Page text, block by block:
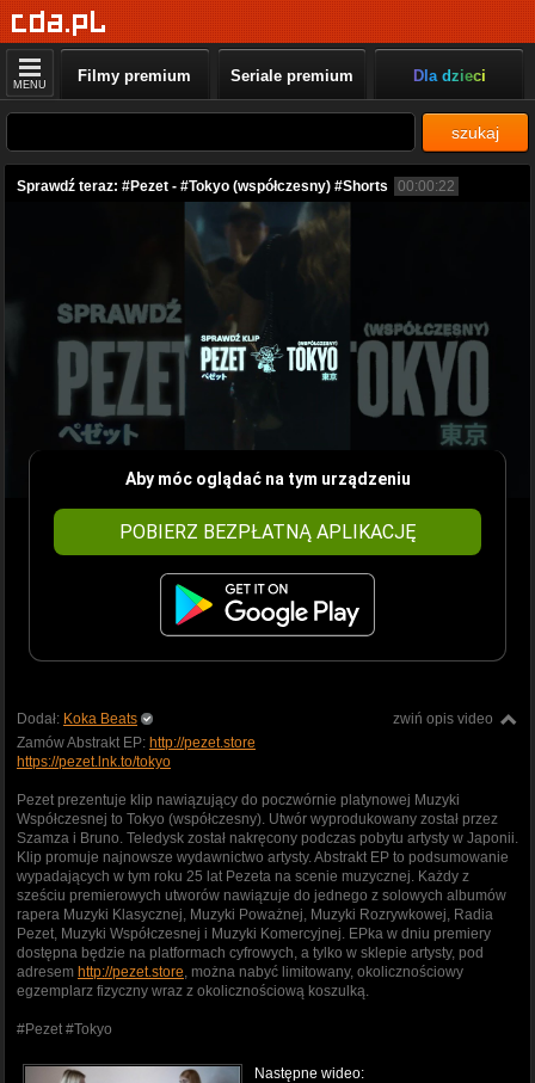
MENU Filmy premium Seriale premium Dla dzieci
szukaj
Sprawdź teraz: #Pezet - #Tokyo (współczesny) #Shorts 00:00:22
Aby móc oglądać na tym urządzeniu
POBIERZ BEZPŁATNĄ APLIKACJĘ
zwiń opis video
Dodał: Koka Beats
Zamów Abstrakt EP: http://pezet.store
https://pezet.lnk.to/tokyo
Pezet prezentuje klip nawiązujący do poczwórnie platynowej Muzyki
Współczesnej to Tokyo (współczesny). Utwór wyprodukowany został przez
Szamza i Bruno. Teledysk został nakręcony podczas pobytu artysty w Japonii.
Klip promuje najnowsze wydawnictwo artysty. Abstrakt EP to podsumowanie
wypadających w tym roku 25 lat Pezeta na scenie muzycznej. Każdy z
sześciu premierowych utworów nawiązuje do jednego z solowych albumów
rapera Muzyki Klasycznej, Muzyki Poważnej, Muzyki Rozrywkowej, Radia
Pezet, Muzyki Współczesnej i Muzyki Komercyjnej. EPka w dniu premiery
dostępna będzie na platformach cyfrowych, a tylko w sklepie artysty, pod
adresem http://pezet.store , można nabyć limitowany, okolicznościowy
egzemplarz fizyczny wraz z okolicznościową koszulką.
#Pezet #Tokyo
Następne wideo: